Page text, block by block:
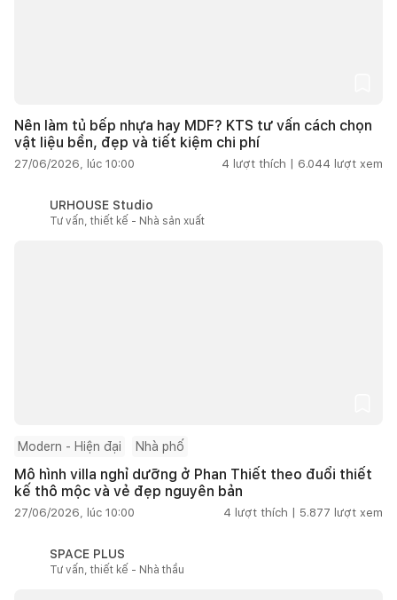
Nên làm tủ bếp nhựa hay MDF? KTS tư vấn cách chọn
vật liệu bền, đẹp và tiết kiệm chi phí
27/06/2026, lúc 10:00 4 lượt thích | 6.044 lượt xem
URHOUSE Studio
Tư vấn, thiết kế - Nhà sản xuất
Modern - Hiện đại Nhà phố
Mô hình villa nghỉ dưỡng ở Phan Thiết theo đuổi thiết
kế thô mộc và vẻ đẹp nguyên bản
27/06/2026, lúc 10:00 4 lượt thích | 5.877 lượt xem
SPACE PLUS
Tư vấn, thiết kế - Nhà thầu